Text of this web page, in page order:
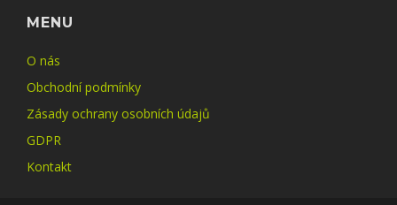
MENU
O nás
Obchodní podmínky
Zásady ochrany osobních údajů
GDPR
Kontakt